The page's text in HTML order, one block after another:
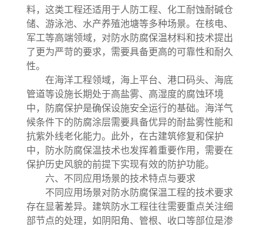
料，这类工程还适用于人防工程、化工耐蚀耐碱仓
储、游泳池、水产养殖池塘等多种场景。在核电、
军工等高端领域，对防水防腐保温材料和技术提出
了更为严苛的要求，需要具备更高的可靠性和耐久
性。
在海洋工程领域，海上平台、港口码头、海底
管道等设施长期处于高盐雾、高湿度的腐蚀环境
中，防腐保护是确保设施安全运行的基础。海洋气
候条件下的防腐涂层需要具备优异的耐盐雾性能和
抗紫外线老化能力。此外，在古建筑修复和保护
中，防水防腐保温技术也发挥着重要作用，需要在
保护历史风貌的前提下实现有效的防护功能。
六、不同应用场景的技术特点与要求
不同应用场景对防水防腐保温工程的技术要求
存在显著差异。建筑防水工程往往需要重点关注细
部节点的处理，如阴阳角、管根、收口等部位是渗